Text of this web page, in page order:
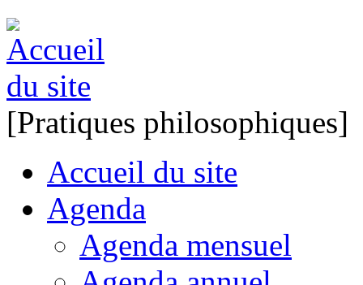
[Pratiques philosophiques]
Accueil du site
Agenda
Agenda mensuel